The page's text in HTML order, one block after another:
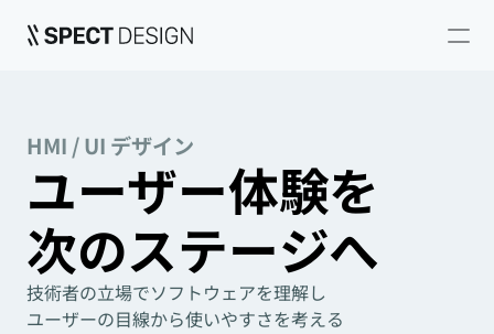
ポートフォリオ
採用情報
コンタクト
HMI / UI デザイン
ユーザー体験を
次のステージへ
技術者の立場でソフトウェアを理解し
ユーザーの目線から使いやすさを考える